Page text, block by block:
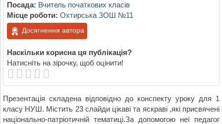
Посада: Вчитель початкових класів
Місце роботи: Охтирська ЗОШ №11
Досягнення автора
Наскільки корисна ця публікація?
Натисніть на зірочку, щоб оцінити!
Презентація складена відповідно до конспекту уроку для 1
класу НУШ. Містить 23 слайди цікаві та яскраві ,які присвячені
національно-патріотичній тематиці.За допомогою неї педагог